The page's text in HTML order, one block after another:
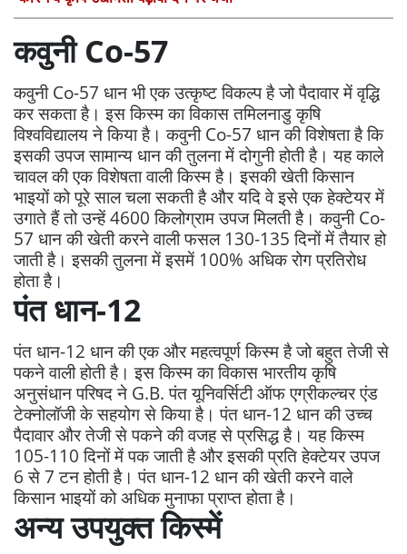
कवुनी Co-57
कवुनी Co-57 धान भी एक उत्कृष्ट विकल्प है जो पैदावार में वृद्धि
कर सकता है। इस किस्म का विकास तमिलनाडु कृषि
विश्वविद्यालय ने किया है। कवुनी Co-57 धान की विशेषता है कि
इसकी उपज सामान्य धान की तुलना में दोगुनी होती है। यह काले
चावल की एक विशेषता वाली किस्म है। इसकी खेती किसान
भाइयों को पूरे साल चला सकती है और यदि वे इसे एक हेक्टेयर में
उगाते हैं तो उन्हें 4600 किलोग्राम उपज मिलती है। कवुनी Co-
57 धान की खेती करने वाली फसल 130-135 दिनों में तैयार हो
जाती है। इसकी तुलना में इसमें 100% अधिक रोग प्रतिरोध
होता है।
पंत धान-12
पंत धान-12 धान की एक और महत्वपूर्ण किस्म है जो बहुत तेजी से
पकने वाली होती है। इस किस्म का विकास भारतीय कृषि
अनुसंधान परिषद ने G.B. पंत यूनिवर्सिटी ऑफ एग्रीकल्चर एंड
टेक्नोलॉजी के सहयोग से किया है। पंत धान-12 धान की उच्च
पैदावार और तेजी से पकने की वजह से प्रसिद्ध है। यह किस्म
105-110 दिनों में पक जाती है और इसकी प्रति हेक्टेयर उपज
6 से 7 टन होती है। पंत धान-12 धान की खेती करने वाले
किसान भाइयों को अधिक मुनाफा प्राप्त होता है।
अन्य उपयुक्त किस्में